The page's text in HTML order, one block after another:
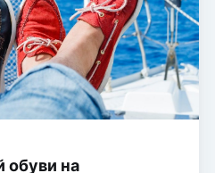
обуви на